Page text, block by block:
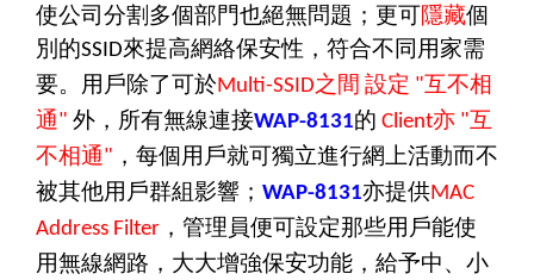
使公司分割多個部門也絕無問題；更可隱藏個
別的SSID來提高網絡保安性，符合不同用家需
要。用戶除了可於Multi-SSID之間 設定 "互不相
通" 外，所有無線連接WAP-8131的 Client亦 "互
不相通" ，每個用戶就可獨立進行網上活動而不
被其他用戶群組影響； WAP-8131亦提供MAC
Address Filter ，管理員便可設定那些用戶能使
用無線網路，大大增強保安功能，給予中、小